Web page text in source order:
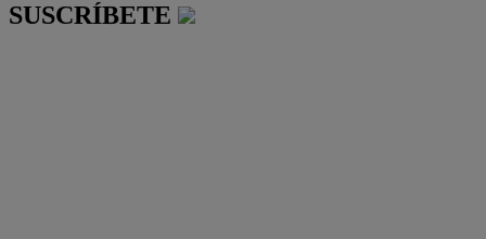
SUSCRÍBETE